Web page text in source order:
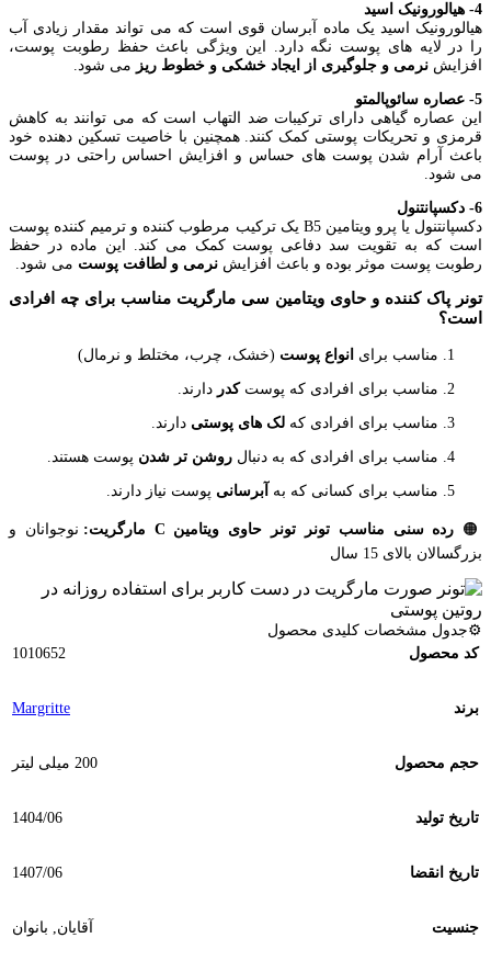
4- هیالورونیک اسید
هیالورونیک اسید یک ماده آبرسان قوی است که می تواند مقدار زیادی آب
را در لایه های پوست نگه دارد. این ویژگی باعث حفظ رطوبت پوست،
افزایش نرمی و جلوگیری از ایجاد خشکی و خطوط ریز می شود.
5- عصاره سائوپالمتو
این عصاره گیاهی دارای ترکیبات ضد التهاب است که می توانند به کاهش
قرمزی و تحریکات پوستی کمک کنند. همچنین با خاصیت تسکین دهنده خود
باعث آرام شدن پوست های حساس و افزایش احساس راحتی در پوست
می شود.
6- دکسپانتنول
دکسپانتنول یا پرو ویتامین B5 یک ترکیب مرطوب کننده و ترمیم کننده پوست
است که به تقویت سد دفاعی پوست کمک می کند. این ماده در حفظ
رطوبت پوست موثر بوده و باعث افزایش نرمی و لطافت پوست می شود.
تونر پاک کننده و حاوی ویتامین سی مارگریت مناسب برای چه افرادی
است؟
مناسب برای انواع پوست (خشک، چرب، مختلط و نرمال)
مناسب برای افرادی که پوستکدر دارند.
مناسب برای افرادی که لک های پوستی دارند.
مناسب برای افرادی که به دنبال روشن تر شدن پوست هستند.
مناسب برای کسانی که به آبرسانی پوست نیاز دارند.
🟠 رده سنی مناسب تونر تونر حاوی ویتامین C مارگریت:
نوجوانان و
بزرگسالان بالای 15 سال
⚙️جدول مشخصات کلیدی محصول
کد محصول
1010652
برند Margritte
حجم محصول 200 میلی لیتر
تاریخ تولید 1404/06
تاریخ انقضا 1407/06
جنسیت آقایان, بانوان